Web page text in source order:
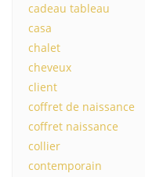
cadeau tableau
casa
chalet
cheveux
client
coffret de naissance
coffret naissance
collier
contemporain